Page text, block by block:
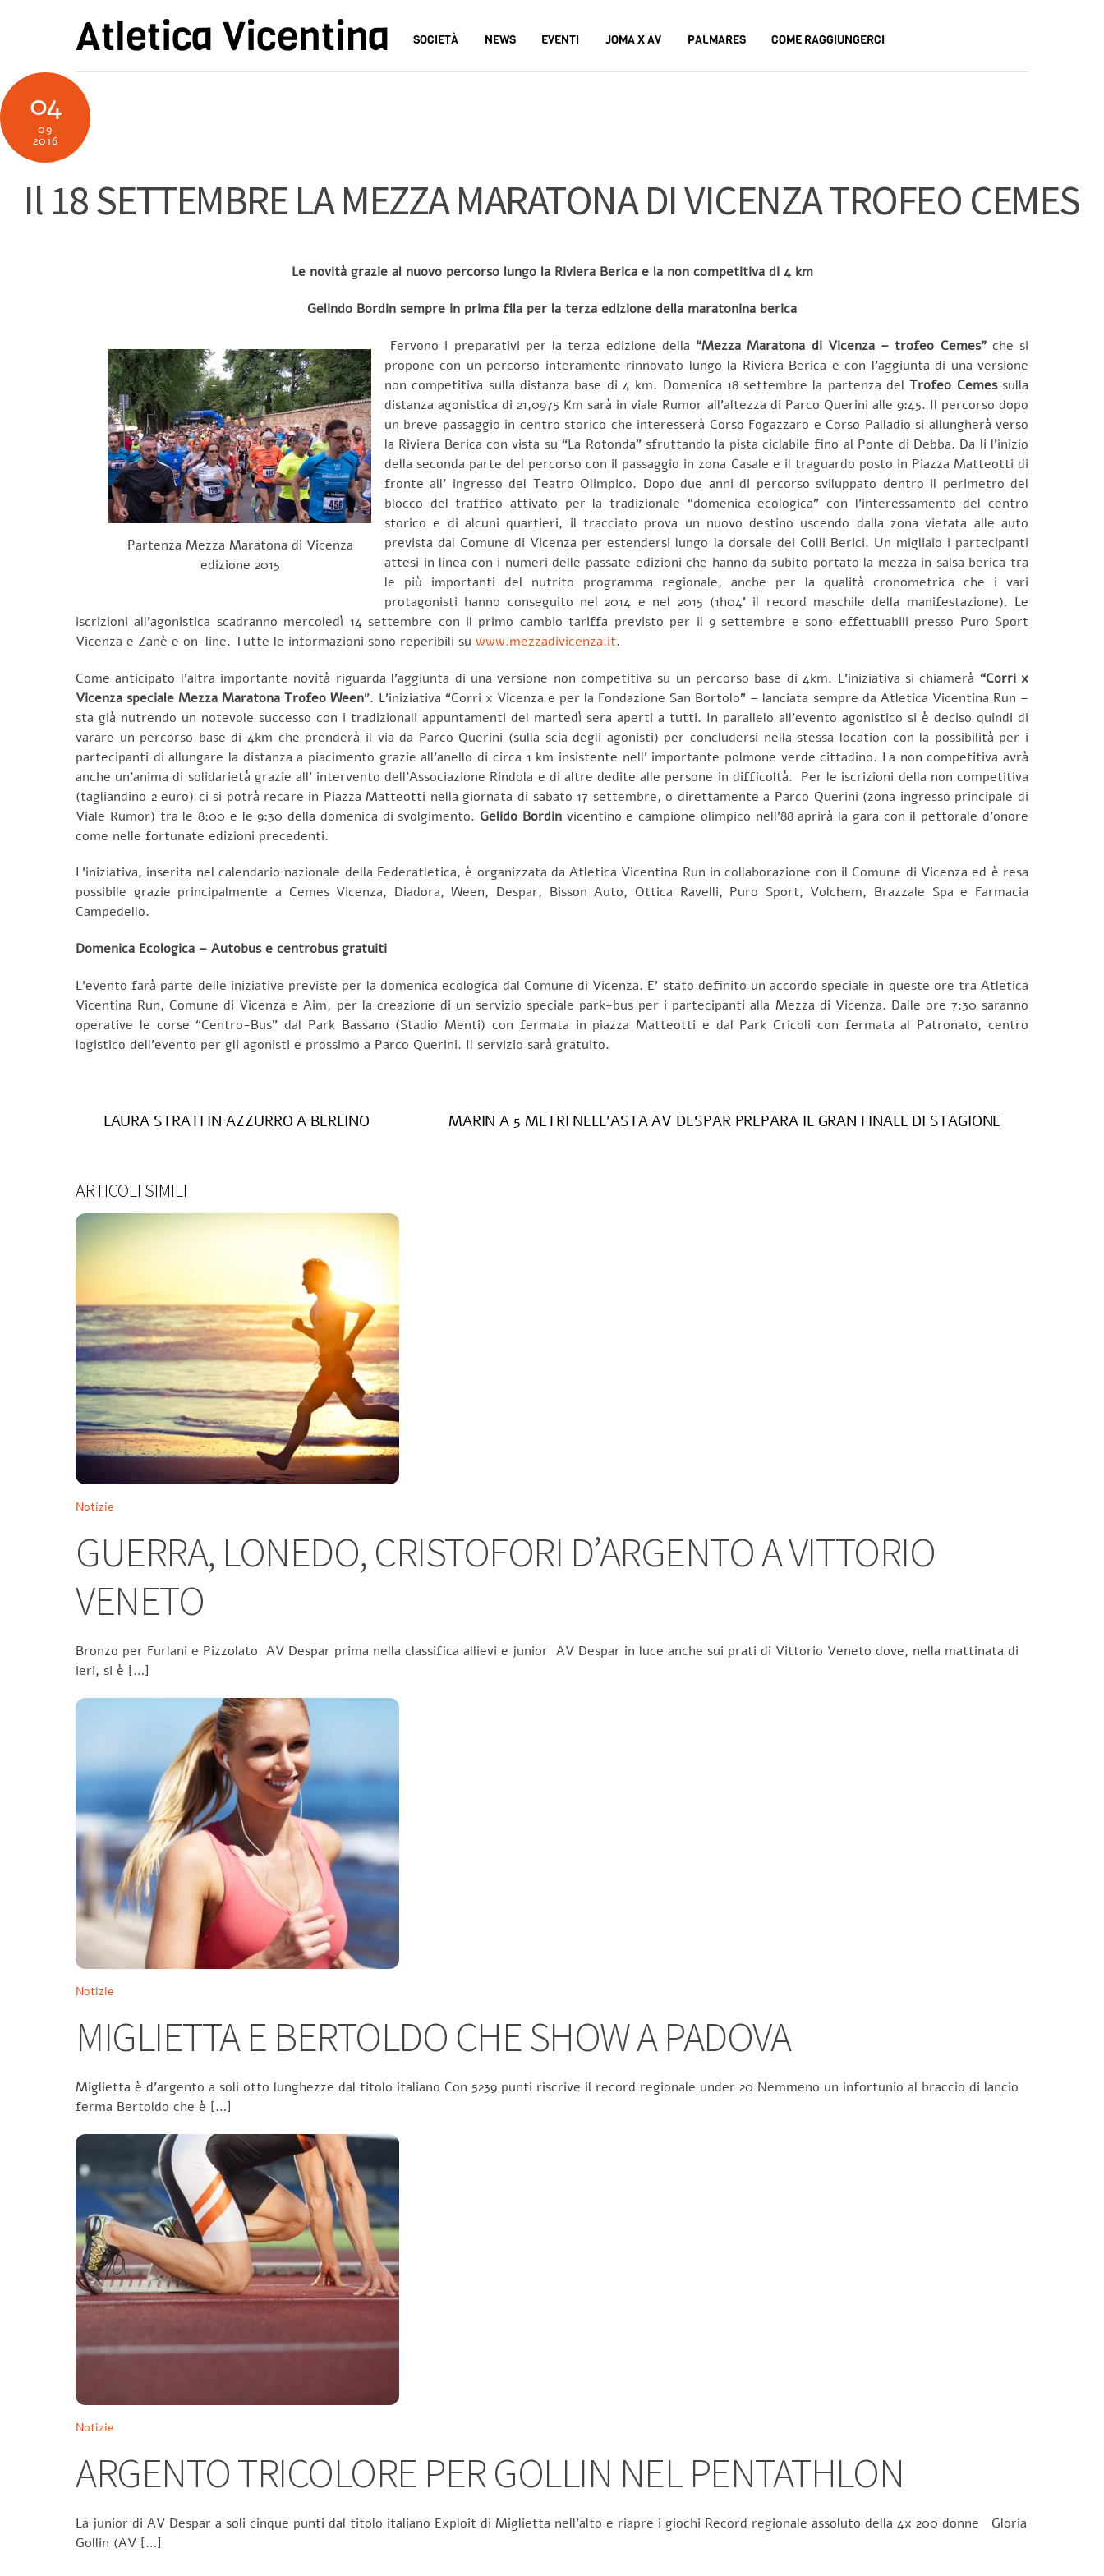
Atletica Vicentina SOCIETÀ NEWS EVENTI JOMA X AV PALMARES COME RAGGIUNGERCI
04
09
2016
Il 18 SETTEMBRE LA MEZZA MARATONA DI VICENZA TROFEO CEMES
Le novità grazie al nuovo percorso lungo la Riviera Berica e la non competitiva di 4 km
Gelindo Bordin sempre in prima fila per la terza edizione della maratonina berica
Partenza Mezza Maratona di Vicenza
edizione 2015
Fervono i preparativi per la terza edizione della“Mezza Maratona di Vicenza – trofeo Cemes”che si
propone con un percorso interamente rinnovato lungo la Riviera Berica e con l’aggiunta di una versione
non competitiva sulla distanza base di 4 km. Domenica 18 settembre la partenza delTrofeo Cemessulla
distanza agonistica di 21,0975 Km sarà in viale Rumor all’altezza di Parco Querini alle 9:45. Il percorso dopo
un breve passaggio in centro storico che interesserà Corso Fogazzaro e Corso Palladio si allungherà verso
la Riviera Berica con vista su “La Rotonda” sfruttando la pista ciclabile fino al Ponte di Debba. Da li l’inizio
della seconda parte del percorso con il passaggio in zona Casale e il traguardo posto in Piazza Matteotti di
fronte all’ ingresso del Teatro Olimpico. Dopo due anni di percorso sviluppato dentro il perimetro del
blocco del traffico attivato per la tradizionale “domenica ecologica” con l’interessamento del centro
storico e di alcuni quartieri, il tracciato prova un nuovo destino uscendo dalla zona vietata alle auto
prevista dal Comune di Vicenza per estendersi lungo la dorsale dei Colli Berici. Un migliaio i partecipanti
attesi in linea con i numeri delle passate edizioni che hanno da subito portato la mezza in salsa berica tra
le più importanti del nutrito programma regionale, anche per la qualità cronometrica che i vari
protagonisti hanno conseguito nel 2014 e nel 2015 (1h04’ il record maschile della manifestazione). Le
iscrizioni all’agonistica scadranno mercoledì 14 settembre con il primo cambio tariffa previsto per il 9 settembre e sono effettuabili presso Puro Sport
Vicenza e Zanè e on-line. Tutte le informazioni sono reperibili su www.mezzadivicenza.it.
Come anticipato l’altra importante novità riguarda l’aggiunta di una versione non competitiva su un percorso base di 4km. L’iniziativa si chiamerà “Corri x
Vicenza speciale Mezza Maratona Trofeo Ween”. L’iniziativa “Corri x Vicenza e per la Fondazione San Bortolo” – lanciata sempre da Atletica Vicentina Run –
sta già nutrendo un notevole successo con i tradizionali appuntamenti del martedì sera aperti a tutti. In parallelo all’evento agonistico si è deciso quindi di
varare un percorso base di 4km che prenderà il via da Parco Querini (sulla scia degli agonisti) per concludersi nella stessa location con la possibilità per i
partecipanti di allungare la distanza a piacimento grazie all’anello di circa 1 km insistente nell’ importante polmone verde cittadino. La non competitiva avrà
anche un’anima di solidarietà grazie all’ intervento dell’Associazione Rindola e di altre dedite alle persone in difficoltà. Per le iscrizioni della non competitiva
(tagliandino 2 euro) ci si potrà recare in Piazza Matteotti nella giornata di sabato 17 settembre, o direttamente a Parco Querini (zona ingresso principale di
Viale Rumor) tra le 8:00 e le 9:30 della domenica di svolgimento. Gelido Bordinvicentino e campione olimpico nell’88 aprirà la gara con il pettorale d’onore
come nelle fortunate edizioni precedenti.
L’iniziativa, inserita nel calendario nazionale della Federatletica, è organizzata da Atletica Vicentina Run in collaborazione con il Comune di Vicenza ed è resa
possibile grazie principalmente a Cemes Vicenza, Diadora, Ween, Despar, Bisson Auto, Ottica Ravelli, Puro Sport, Volchem, Brazzale Spa e Farmacia
Campedello.
Domenica Ecologica – Autobus e centrobus gratuiti
L’evento farà parte delle iniziative previste per la domenica ecologica dal Comune di Vicenza. E’ stato definito un accordo speciale in queste ore tra Atletica
Vicentina Run, Comune di Vicenza e Aim, per la creazione di un servizio speciale park+bus per i partecipanti alla Mezza di Vicenza. Dalle ore 7:30 saranno
operative le corse “Centro-Bus” dal Park Bassano (Stadio Menti) con fermata in piazza Matteotti e dal Park Cricoli con fermata al Patronato, centro
logistico dell’evento per gli agonisti e prossimo a Parco Querini. Il servizio sarà gratuito.
LAURA STRATI IN AZZURRO A BERLINO MARIN A 5 METRI NELL’ASTA AV DESPAR PREPARA IL GRAN FINALE DI STAGIONE
ARTICOLI SIMILI
Notizie
GUERRA, LONEDO, CRISTOFORI D’ARGENTO A VITTORIO
VENETO
Bronzo per Furlani e Pizzolato AV Despar prima nella classifica allievi e junior AV Despar in luce anche sui prati di Vittorio Veneto dove, nella mattinata di
ieri, si è […]
Notizie
MIGLIETTA E BERTOLDO CHE SHOW A PADOVA
Miglietta è d’argento a soli otto lunghezze dal titolo italiano Con 5239 punti riscrive il record regionale under 20 Nemmeno un infortunio al braccio di lancio
ferma Bertoldo che è […]
Notizie
ARGENTO TRICOLORE PER GOLLIN NEL PENTATHLON
La junior di AV Despar a soli cinque punti dal titolo italiano Exploit di Miglietta nell’alto e riapre i giochi Record regionale assoluto della 4x 200 donne Gloria
Gollin (AV […]